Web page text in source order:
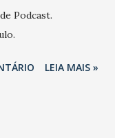
Podcast.
LEIA MAIS »